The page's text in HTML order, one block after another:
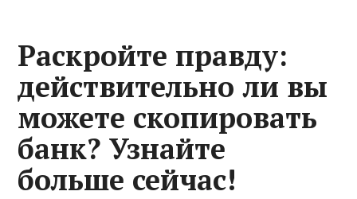
Раскройте правду:
действительно ли вы
можете скопировать
банк? Узнайте
больше сейчас!